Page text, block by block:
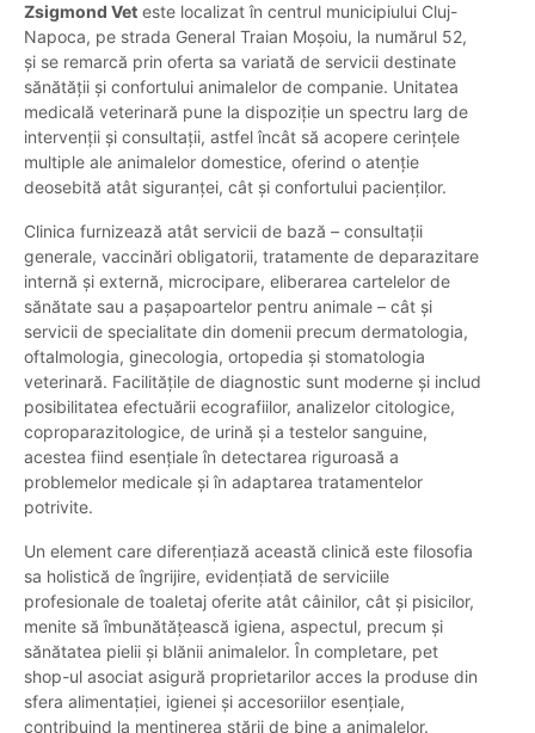
Zsigmond Vet este localizat în centrul municipiului Cluj-
Napoca, pe strada General Traian Moșoiu, la numărul 52,
și se remarcă prin oferta sa variată de servicii destinate
sănătății și confortului animalelor de companie. Unitatea
medicală veterinară pune la dispoziție un spectru larg de
intervenții și consultații, astfel încât să acopere cerințele
multiple ale animalelor domestice, oferind o atenție
deosebită atât siguranței, cât și confortului pacienților.
Clinica furnizează atât servicii de bază – consultații
generale, vaccinări obligatorii, tratamente de deparazitare
internă și externă, microcipare, eliberarea cartelelor de
sănătate sau a pașapoartelor pentru animale – cât și
servicii de specialitate din domenii precum dermatologia,
oftalmologia, ginecologia, ortopedia și stomatologia
veterinară. Facilitățile de diagnostic sunt moderne și includ
posibilitatea efectuării ecografiilor, analizelor citologice,
coproparazitologice, de urină și a testelor sanguine,
acestea fiind esențiale în detectarea riguroasă a
problemelor medicale și în adaptarea tratamentelor
potrivite.
Un element care diferențiază această clinică este filosofia
sa holistică de îngrijire, evidențiată de serviciile
profesionale de toaletaj oferite atât câinilor, cât și pisicilor,
menite să îmbunătățească igiena, aspectul, precum și
sănătatea pielii și blănii animalelor. În completare, pet
shop-ul asociat asigură proprietarilor acces la produse din
sfera alimentației, igienei și accesoriilor esențiale,
contribuind la menținerea stării de bine a animalelor.